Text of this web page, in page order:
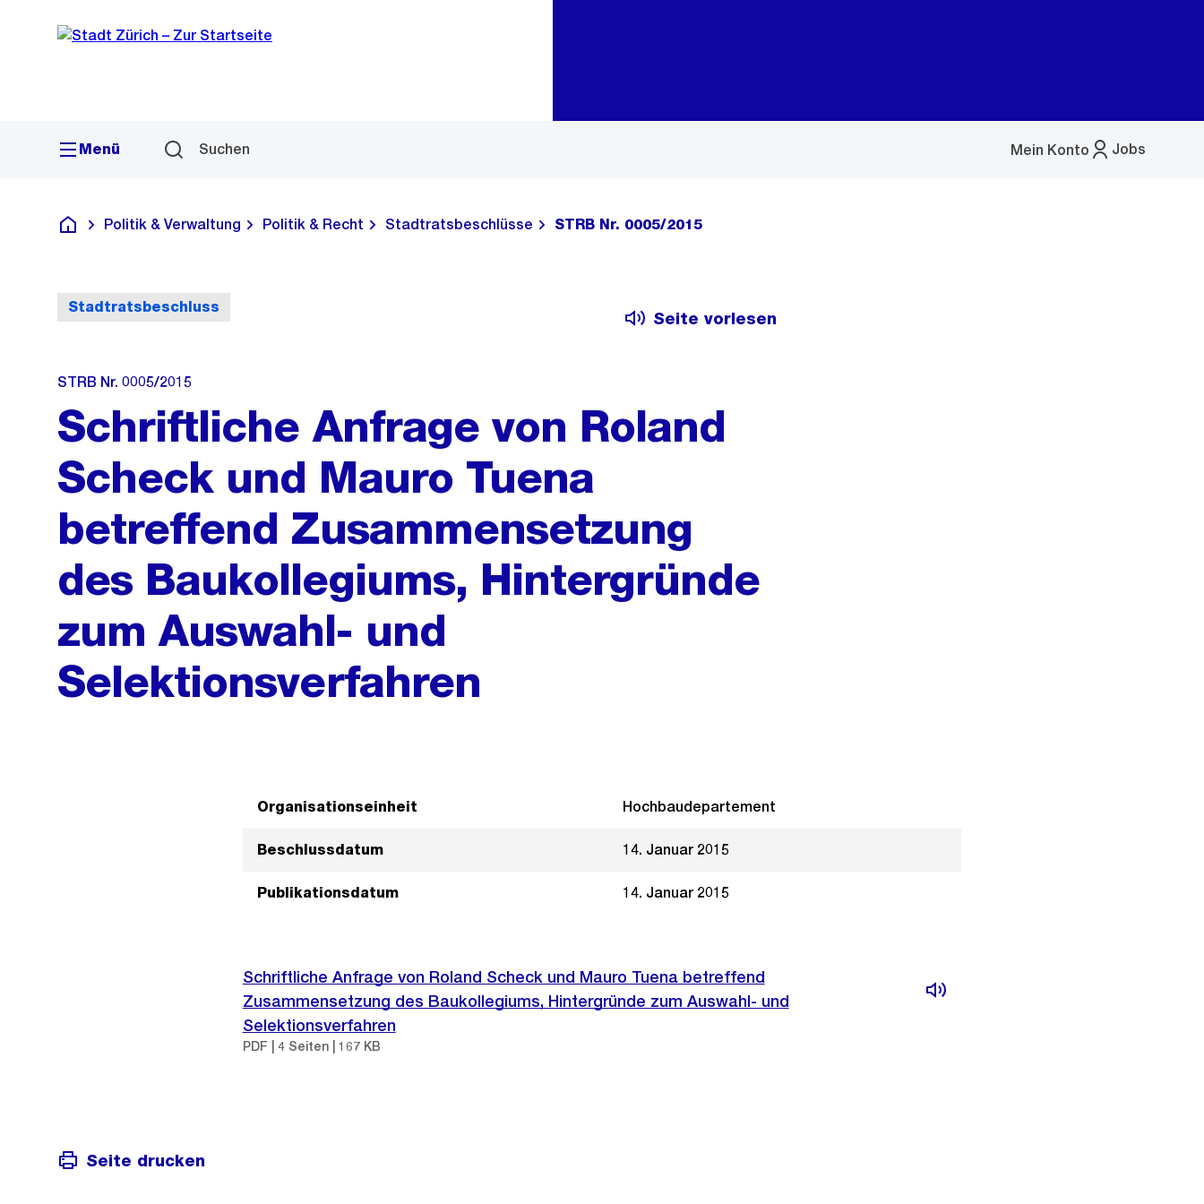
Navigation
Sprunglink
Menü Suchen Jobs
Mein Konto
Menü
Deutsch
Politik & Verwaltung Politik & Recht Stadtratsbeschlüsse STRB Nr. 0005/2015
Stadtratsbeschluss
Seite vorlesen
STRB Nr. 0005/2015
Schriftliche Anfrage von Roland
Scheck und Mauro Tuena
betreffend Zusammensetzung
des Baukollegiums, Hintergründe
zum Auswahl- und
Selektionsverfahren
Organisationseinheit Hochbaudepartement
Beschlussdatum 14. Januar 2015
Publikationsdatum 14. Januar 2015
Schriftliche Anfrage von Roland Scheck und Mauro Tuena betreffend
Zusammensetzung des Baukollegiums, Hintergründe zum Auswahl- und
Selektionsverfahren
PDF | 4 Seiten | 167 KB
Seite drucken